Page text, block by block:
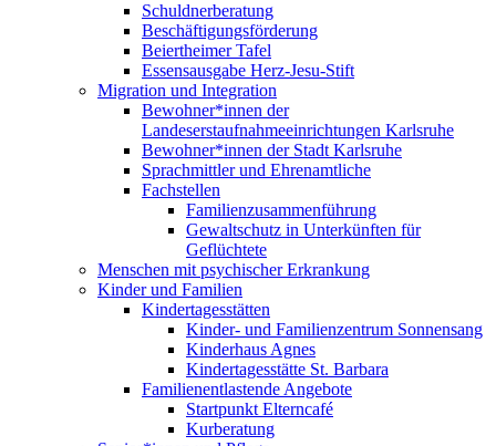
Schuldnerberatung
Beschäftigungsförderung
Beiertheimer Tafel
Essensausgabe Herz-Jesu-Stift
Migration und Integration
Bewohner*innen der
Landeserstaufnahmeeinrichtungen Karlsruhe
Bewohner*innen der Stadt Karlsruhe
Sprachmittler und Ehrenamtliche
Fachstellen
Familienzusammenführung
Gewaltschutz in Unterkünften für
Geflüchtete
Menschen mit psychischer Erkrankung
Kinder und Familien
Kindertagesstätten
Kinder- und Familienzentrum Sonnensang
Kinderhaus Agnes
Kindertagesstätte St. Barbara
Familienentlastende Angebote
Startpunkt Elterncafé
Kurberatung